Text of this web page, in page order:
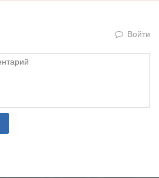
Войти